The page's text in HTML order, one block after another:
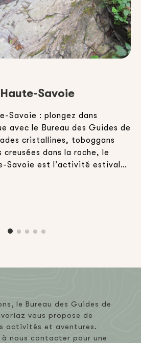
Savoie
Savoie : plongez dans
avec le Bureau des Guides de
cristallines, toboggans
dans la roche, le
Savoie est l’activité estivale
famille, entre amis […]
le Bureau des Guides de
vous propose de
activités et aventures.
à nous contacter pour une